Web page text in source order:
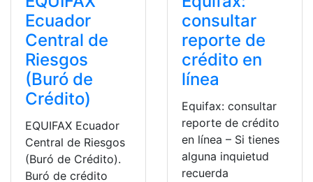
Ecuador
Central de
Riesgos
(Buró de
Crédito)
EQUIFAX Ecuador
Central de Riesgos
(Buró de Crédito).
Buró de crédito
consultar
reporte de
crédito en
línea
Equifax: consultar
reporte de crédito
en línea – Si tienes
alguna inquietud
recuerda